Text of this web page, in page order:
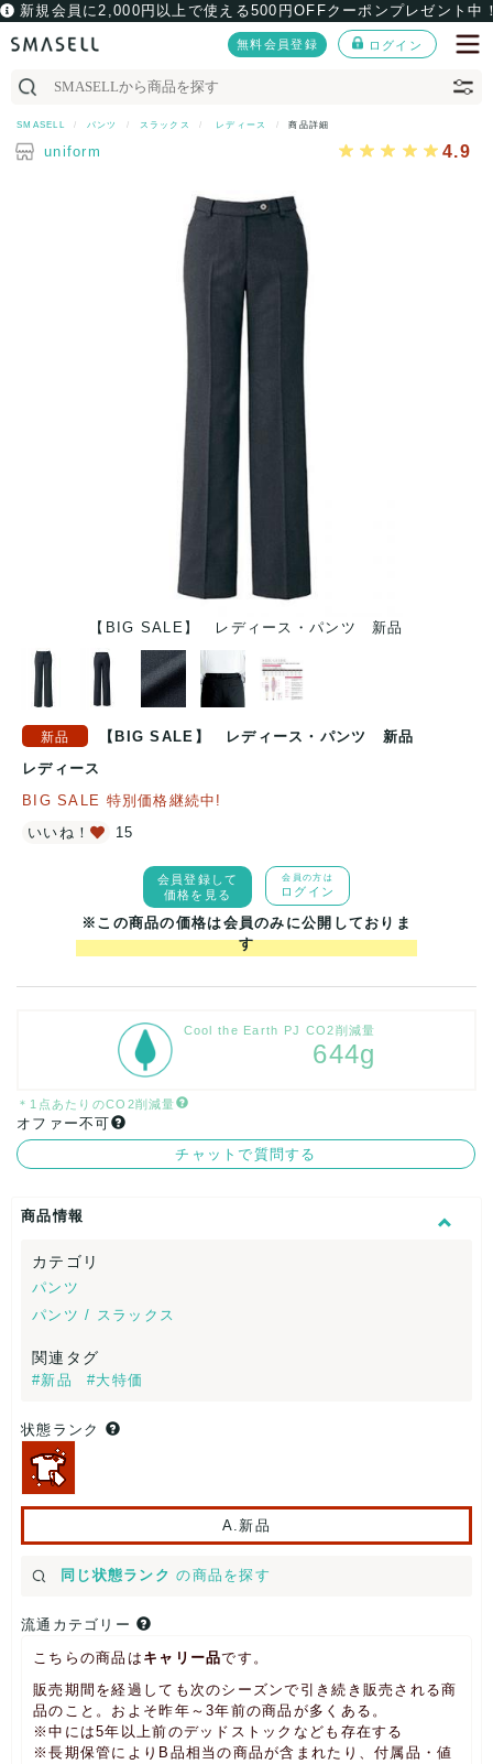
新規会員に2,000円以上で使える500円OFFクーポンプレゼント中
無料会員登録 ログイン
SMASELL パンツ スラックス レディース 商品詳細
uniform 4.9
【BIG SALE】 レディース・パンツ 新品
【BIG SALE】 レディース・パンツ 新品
レディース
BIG SALE 特別価格継続中!
いいね！
15
会員登録して
価格を見る
会員の方は
ログイン
※この商品の価格は会員のみに公開しておりま
す
Cool the Earth PJ CO2削減量
644g
＊1点あたりのCO2削減量
オファー不可
チャットで質問する
商品情報
カテゴリ
パンツ
パンツ / スラックス
関連タグ
#新品 #大特価
状態ランク
A.新品
同じ状態ランク の商品を探す
流通カテゴリー
こちらの商品は キャリー品です。
販売期間を経過しても次のシーズンで引き続き販売される商
品のこと。およそ昨年～3年前の商品が多くある。
※中には5年以上前のデッドストックなども存在する
※長期保管によりB品相当の商品が含まれたり、付属品・値